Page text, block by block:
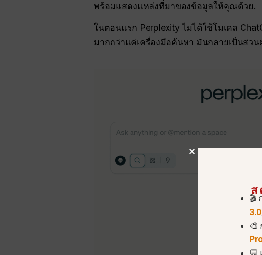
พร้อมแสดงแหล่งที่มาของข้อมูลให้คุณด้วย.
ในตอนแรก Perplexity ไม่ได้ใช้โมเดล
มากกว่าแค่เครื่องมือค้นหา มันกลายเป็นส่ว
🎬
3.0
🎨
Pro
💬